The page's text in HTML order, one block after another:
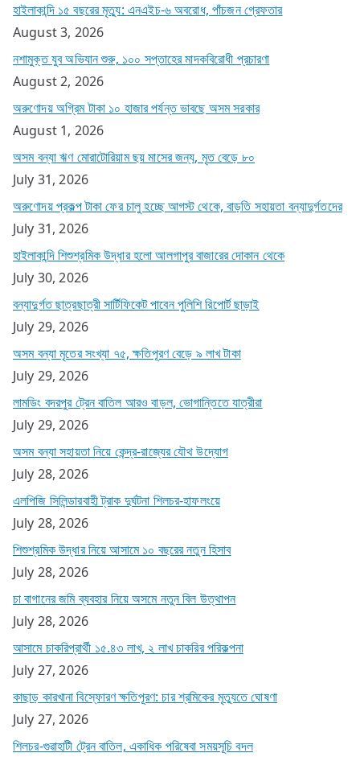
হাইলাকান্দি ১৫ বছরের মৃত্যু: এনএইচ-৬ অবরোধ, পাঁচজন গ্রেফতার
August 3, 2026
নশামুক্ত যুব অভিযান শুরু, ১০০ সপ্তাহের মাদকবিরোধী প্রচারণা
August 2, 2026
অরুণোদয় অগ্রিম টাকা ১০ হাজার পর্যন্ত ভাবছে অসম সরকার
August 1, 2026
অসম বন্যা ঋণ মোরাটোরিয়াম ছয় মাসের জন্য, মৃত বেড়ে ৮০
July 31, 2026
অরুণোদয় প্রকল্প টাকা ফের চালু হচ্ছে আগস্ট থেকে, বাড়তি সহায়তা বন্যাদুর্গতদের
July 31, 2026
হাইলাকান্দি শিশুশ্রমিক উদ্ধার হলো আলগাপুর বাজারের দোকান থেকে
July 30, 2026
বন্যাদুর্গত ছাত্রছাত্রী সার্টিফিকেট পাবেন পুলিশি রিপোর্ট ছাড়াই
July 29, 2026
অসম বন্যা মৃতের সংখ্যা ৭৫, ক্ষতিপূরণ বেড়ে ৯ লাখ টাকা
July 29, 2026
লামডিং বদরপুর ট্রেন বাতিল আরও বাড়ল, ভোগান্তিতে যাত্রীরা
July 29, 2026
অসম বন্যা সহায়তা নিয়ে কেন্দ্র-রাজ্যের যৌথ উদ্যোগ
July 28, 2026
এলপিজি সিলিন্ডারবাহী ট্রাক দুর্ঘটনা শিলচর-হাফলংয়ে
July 28, 2026
শিশুশ্রমিক উদ্ধার নিয়ে আসামে ১০ বছরের নতুন হিসাব
July 28, 2026
চা বাগানের জমি ব্যবহার নিয়ে অসমে নতুন বিল উত্থাপন
July 28, 2026
আসামে চাকরিপ্রার্থী ১৫.৪৩ লাখ, ২ লাখ চাকরির পরিকল্পনা
July 27, 2026
কাছাড় কারখানা বিস্ফোরণ ক্ষতিপূরণ: চার শ্রমিকের মৃত্যুতে ঘোষণা
July 27, 2026
শিলচর-গুৱাহাটী ট্রেন বাতিল, একাধিক পরিষেবা সময়সূচি বদল